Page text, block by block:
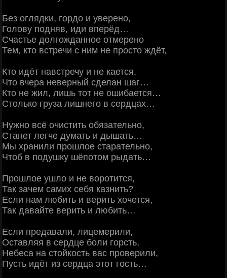
Без оглядки, гордо и уверено,
Голову подняв, иди вперёд…
Счастье долгожданное отмерено
Тем, кто встречи с ним не просто ждёт,
Кто идёт навстречу и не кается,
Что вчера неверный сделан шаг…
Кто не жил, лишь тот не ошибается…
Столько груза лишнего в сердцах…
Нужно всё очистить обязательно,
Станет легче думать и дышать…
Мы хранили прошлое старательно,
Чтоб в подушку шёпотом рыдать…
Прошлое ушло и не воротится,
Так зачем самих себя казнить?
Если нам любить и верить хочется,
Так давайте верить и любить…
Если предавали, лицемерили,
Оставляя в сердце боли горсть,
Небеса на стойкость вас проверили,
Пусть идёт из сердца этот гость…